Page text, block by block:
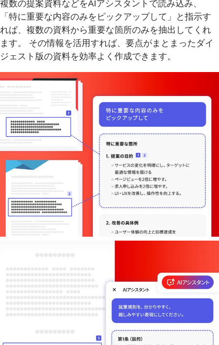
複数の提案資料などをAIアシスタントで読み込み、
「特に重要な内容のみをピックアップして」と指示す
れば、複数の資料から重要な箇所のみを抽出してくれ
ます。 その情報を活用すれば、要点がまとまったダイ
ジェスト版の資料を効率よく作成できます。